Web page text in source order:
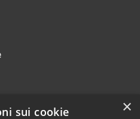
×
sui cookie